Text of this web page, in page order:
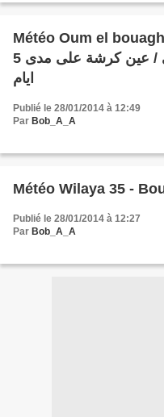
Météo Oum el
أحوال الطقس لولاية أم البواقي / عين كرشة على مدى 5
ايام
Publié le 28/01/2014 à 12:49
Par Bob_A_A
Météo Wilaya 35 -
Publié le 28/01/2014 à 12:27
Par Bob_A_A